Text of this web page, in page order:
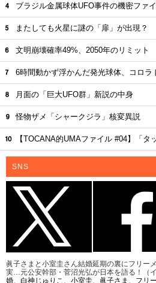
ブラジル金属球体UFO事件の機密ファ
またしても火星に謎の「扉」が出現？
文明崩壊確率49%、2050年のリミット
6時間動かず浮かんだ発光球体、コロラ
月面の「巨大UFO群」新説の中身
怪物ザメ「シャークジラ」核変異説
【TOCANA的UMAファイル #04】「タ
SNS
眞子さまと小室圭さん結婚延期の裏にフリー
実…元公安幹部・菅沼光弘が日本を語る！（
婚
白神じゅりこ 小室圭 眞子さま フリ